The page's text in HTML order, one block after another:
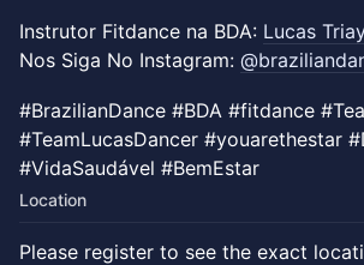
Instrutor Fitdance na BDA: Lucas
Nos Siga No Instagram:
#BrazilianDance #BDA #fitdance
#TeamLucasDancer #youarethestar
#VidaSaudável #BemEstar
Location
Please register to see the exact